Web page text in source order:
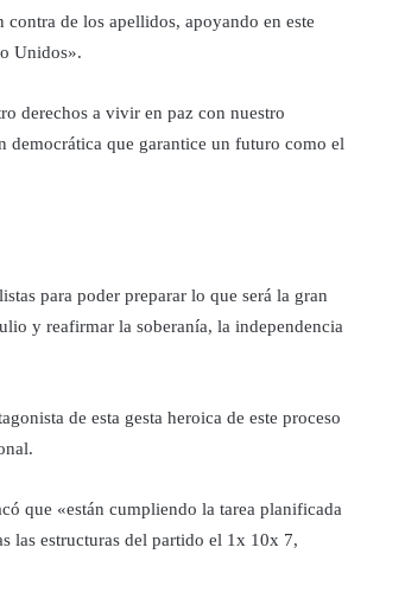
de los apellidos, apoyando en este
Unidos».
derechos a vivir en paz con nuestro
democrática que garantice un futuro como el
para poder preparar lo que será la gran
y reafirmar la soberanía, la independencia
de esta gesta heroica de este proceso
que «están cumpliendo la tarea planificada
las estructuras del partido el 1x 10x 7,